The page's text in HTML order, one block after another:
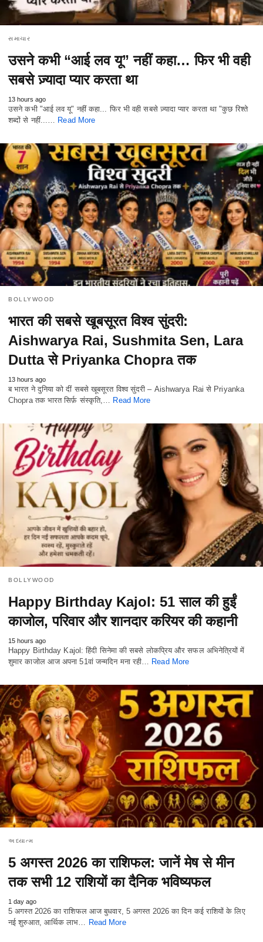
સમાચાર
उसने कभी “आई लव यू” नहीं कहा… फिर भी वही
सबसे ज़्यादा प्यार करता था
13 hours ago
उसने कभी "आई लव यू" नहीं कहा... फिर भी वही सबसे ज़्यादा प्यार करता था "कुछ रिश्ते
शब्दों से नहीं...…
Read More
BOLLYWOOD
भारत की सबसे खूबसूरत विश्व सुंदरी:
Aishwarya Rai, Sushmita Sen, Lara
Dutta से Priyanka Chopra तक
13 hours ago
ब भारत ने दुनिया को दीं सबसे खूबसूरत विश्व सुंदरी – Aishwarya Rai से Priyanka
Chopra तक भारत सिर्फ़ संस्कृति,… Read More
BOLLYWOOD
Happy Birthday Kajol: 51 साल की हुईं
काजोल, परिवार और शानदार करियर की कहानी
15 hours ago
Happy Birthday Kajol: हिंदी सिनेमा की सबसे लोकप्रिय और सफल अभिनेत्रियों में
शुमार काजोल आज अपना 51वां जन्मदिन मना रही… Read More
અધ્યાત્મ
5 अगस्त 2026 का राशिफल: जानें मेष से मीन
तक सभी 12 राशियों का दैनिक भविष्यफल
1 day ago
5 अगस्त 2026 का राशिफल आज बुधवार, 5 अगस्त 2026 का दिन कई राशियों के लिए
नई शुरुआत, आर्थिक लाभ… Read More